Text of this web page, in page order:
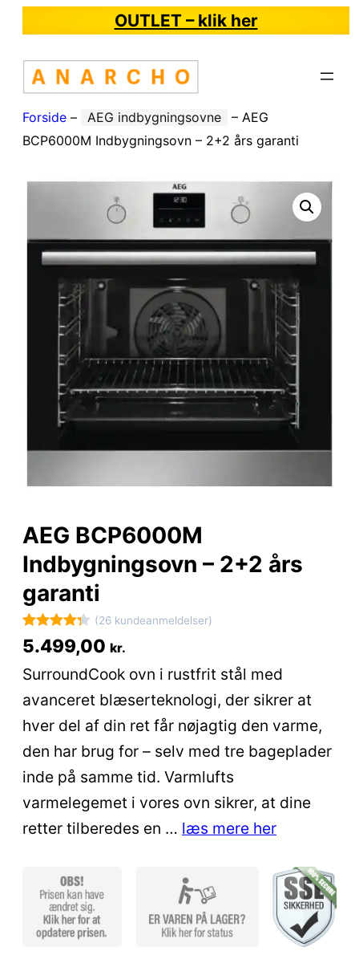
OUTLET – klik her
Forside – AEG indbygningsovne – AEG
BCP6000M Indbygningsovn – 2+2 års garanti
AEG BCP6000M
Indbygningsovn – 2+2 års
garanti
Bedømt
ud af 5
baseret
på
26
mmelser
(26 kundeanmeldelser)
5.499,00 kr.
SurroundCook ovn i rustfrit stål med
avanceret blæserteknologi, der sikrer at
hver del af din ret får nøjagtig den varme,
den har brug for – selv med tre bageplader
inde på samme tid. Varmlufts
varmelegemet i vores ovn sikrer, at dine
retter tilberedes en … læs mere her